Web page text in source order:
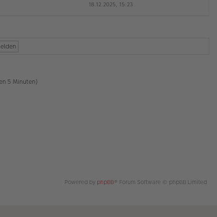
a
e
18.12.2025, 15:23
5 Minuten)
Powered by phpBB® Forum Software © phpBB Limited